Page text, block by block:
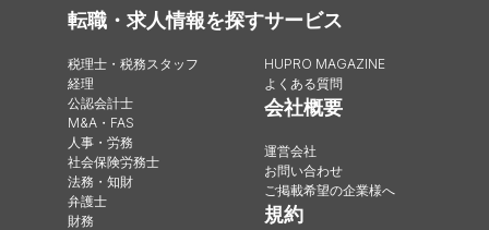
転職・求人情報を探す
税理士・税務スタッフ
経理
公認会計士
M&A・FAS
人事・労務
社会保険労務士
法務・知財
弁護士
財務
サービス
HUPRO MAGAZINE
よくある質問
会社概要
運営会社
お問い合わせ
ご掲載希望の企業様へ
規約